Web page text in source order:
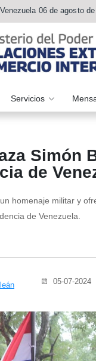
06 de agosto
Servicios
Simón
de
homenaje militar y
de Venezuela.
05-07-2024